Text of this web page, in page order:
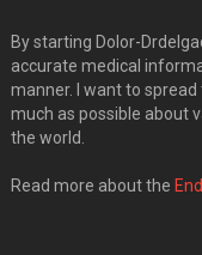
By starting Dolor-
accurate medical
manner. I want to
much as possible about
the world.
Read more about the